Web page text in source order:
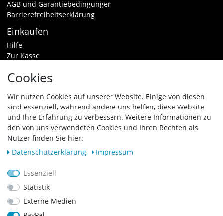
AGB und Garantiebedingungen
Barrierefreiheitserklärung
Einkaufen
Hilfe
Zur Kasse
Zahlungsarten & Versand
Vertrag widerrufen
Zahlungsarten
Cookies
Wir nutzen Cookies auf unserer Website. Einige von diesen
sind essenziell, während andere uns helfen, diese Website
und Ihre Erfahrung zu verbessern. Weitere Informationen zu
den von uns verwendeten Cookies und Ihren Rechten als
Nutzer finden Sie hier:
Daten­schutz­erklärung
Impressum
Essenziell
Statistik
Externe Medien